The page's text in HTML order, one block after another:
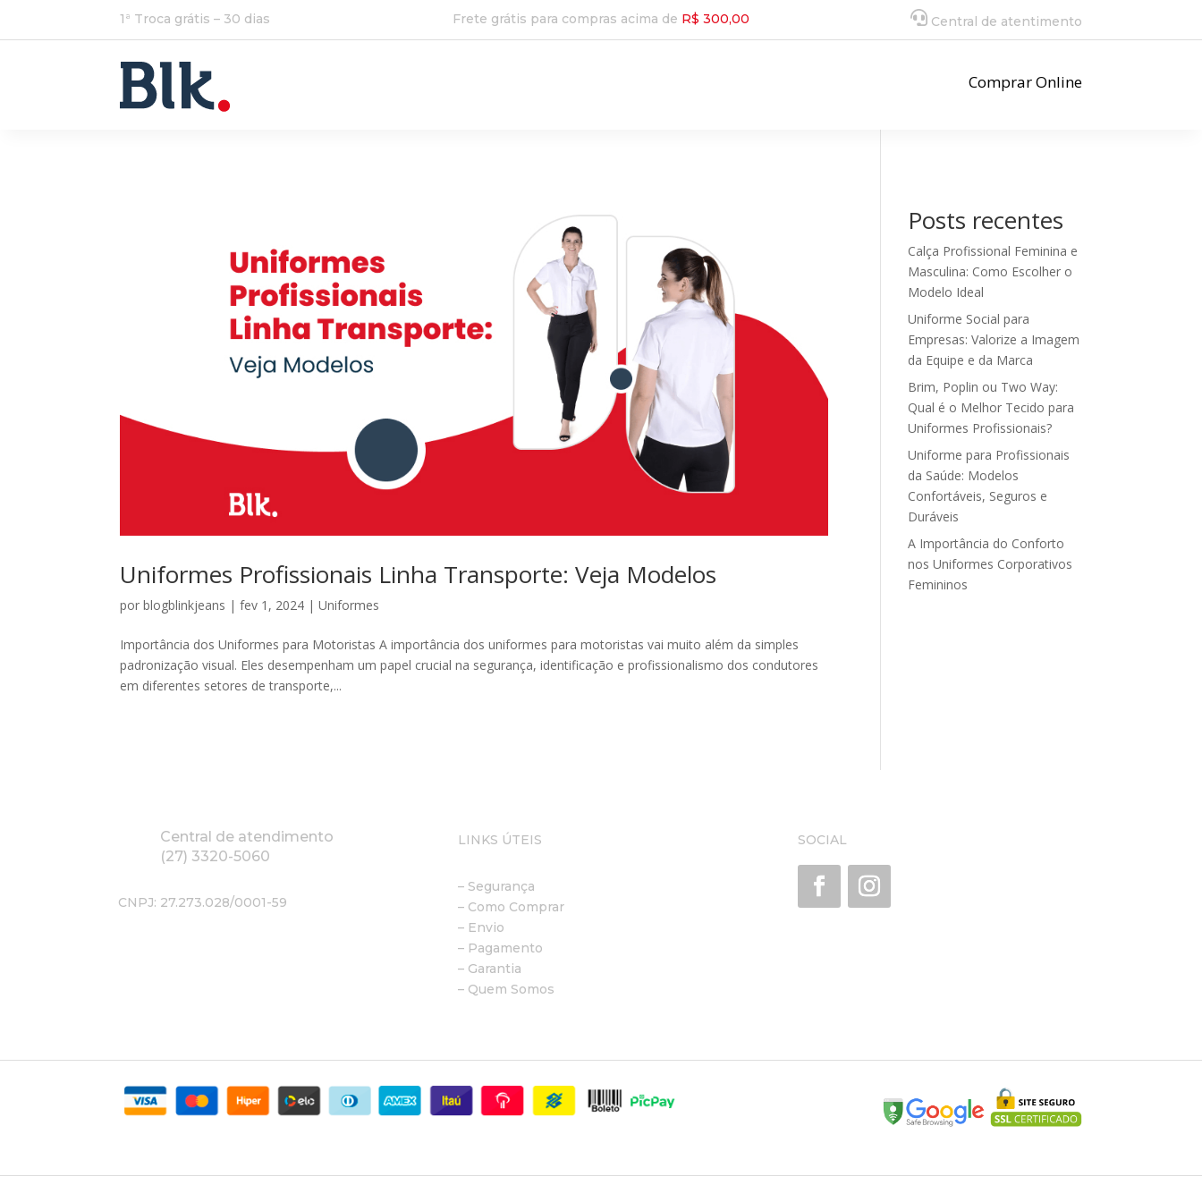
1ª Troca grátis – 30 dias Frete grátis para compras acima de R$ 300,00 Central de atentimento
Comprar Online
Uniformes Profissionais Linha Transporte: Veja Modelos
porblogblinkjeans |fev 1, 2024 |Uniformes
Importância dos Uniformes para Motoristas A importância dos uniformes para motoristas vai muito além da simples
padronização visual. Eles desempenham um papel crucial na segurança, identificação e profissionalismo dos condutores
em diferentes setores de transporte,...
Posts recentes
Calça Profissional Feminina e
Masculina: Como Escolher o
Modelo Ideal
Uniforme Social para
Empresas: Valorize a Imagem
da Equipe e da Marca
Brim, Poplin ou Two Way:
Qual é o Melhor Tecido para
Uniformes Profissionais?
Uniforme para Profissionais
da Saúde: Modelos
Confortáveis, Seguros e
Duráveis
A Importância do Conforto
nos Uniformes Corporativos
Femininos
Central de atendimento
(27) 3320-5060
CNPJ: 27.273.028/0001-59
LINKS ÚTEIS
– Segurança
– Como Comprar
– Envio
– Pagamento
– Garantia
– Quem Somos
SOCIAL